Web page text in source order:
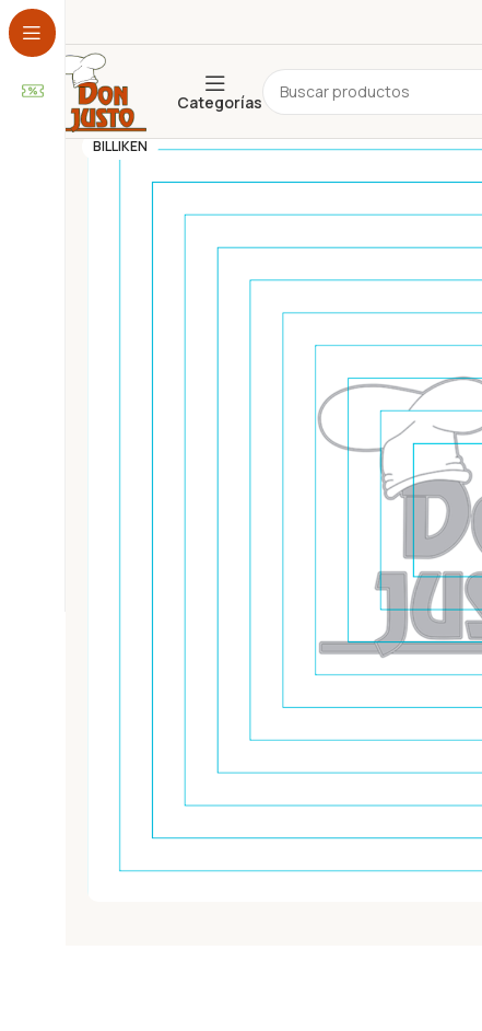
ADEREZOS
ALFAJORES
ARTESANAL
CHOCOLATE
COPETÍN
Categorías
BILLIKEN